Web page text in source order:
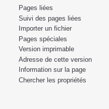
Pages liées
Suivi des pages liées
Importer un fichier
Pages spéciales
Version imprimable
Adresse de cette version
Information sur la page
Chercher les propriétés